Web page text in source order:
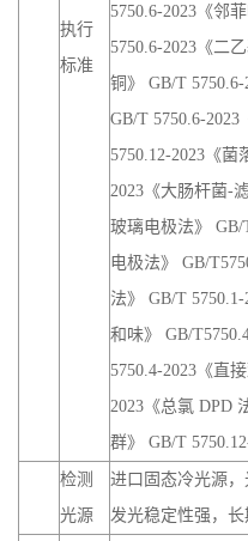
执行
标准
5750.6-2023《邻
5750.6-2023《二
铜》 GB/T
GB/T 5750.6-
5750.12-2023《
2023《大肠杆菌-
玻璃电极法》 GB/
电极法》 GB/
法》 GB/T
和味》 GB/
5750.4-2023《直
2023《总氯 DPD
群》 GB/T
检测
光源
进口固态冷光源，
发光稳定性强，